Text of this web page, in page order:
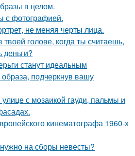
в целом.
с фотографией.
не меняя черты лица.
твоей голове, когда ты считаешь,
деньги?
станут идеальным
подчеркнув вашу
с мозаикой гауди, пальмы и
кинематографа 1960-х
на сборы невесты?